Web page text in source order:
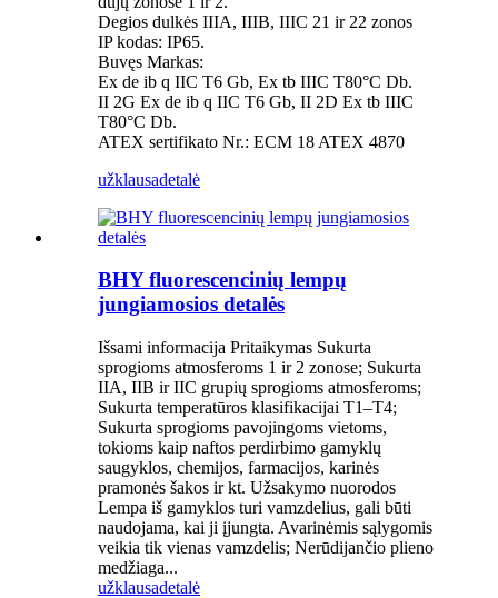
Degios dulkės IIIA, IIIB, IIIC 21 ir 22 zonos
IP kodas: IP65.
Buvęs Markas:
Ex de ib q IIC T6 Gb, Ex tb IIIC T80°C Db.
II 2G Ex de ib q IIC T6 Gb, II 2D Ex tb IIIC
T80°C Db.
ATEX sertifikato Nr.: ECM 18 ATEX 4870
užklausadetalė
BHY fluorescencinių lempų
jungiamosios detalės
Išsami informacija Pritaikymas Sukurta
sprogioms atmosferoms 1 ir 2 zonose; Sukurta
IIA, IIB ir IIC grupių sprogioms atmosferoms;
Sukurta temperatūros klasifikacijai T1–T4;
Sukurta sprogioms pavojingoms vietoms,
tokioms kaip naftos perdirbimo gamyklų
saugyklos, chemijos, farmacijos, karinės
pramonės šakos ir kt. Užsakymo nuorodos
Lempa iš gamyklos turi vamzdelius, gali būti
naudojama, kai ji įjungta. Avarinėmis sąlygomis
veikia tik vienas vamzdelis; Nerūdijančio plieno
medžiaga...
užklausadetalė